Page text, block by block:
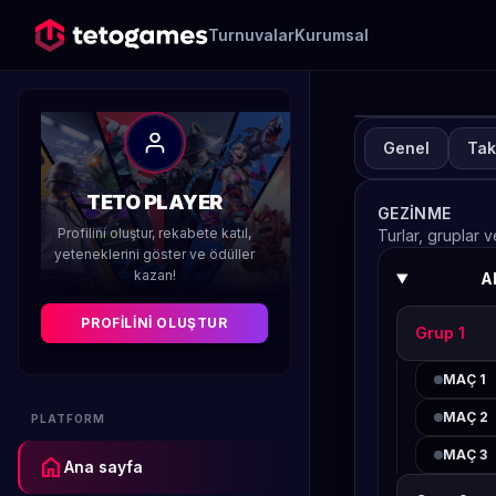
TurnuvalarKurumsal
TETO PLAYER
Profilini oluştur, rekabete katıl,
yeteneklerini göster ve ödüller
kazan!
PROFILINI OLUŞTUR
PLATFORM
home Ana sayfa
Düzenleyen
Genel
GEZINME
Turlar, gruplar
Grup 1
MAÇ 1
MAÇ 2
MAÇ 3